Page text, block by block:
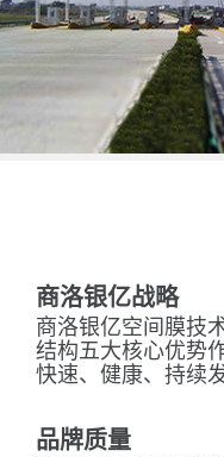
商洛银亿战略
商洛银亿空间膜技
结构五大核心优势
快速、健康、持续发
品牌质量